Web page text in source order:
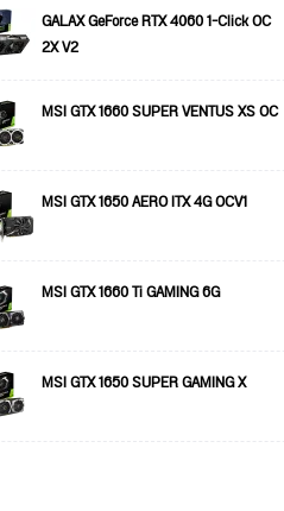
GALAX GeForce RTX 4060 1-Click OC
2X V2
MSI GTX 1660 SUPER VENTUS XS OC
MSI GTX 1650 AERO ITX 4G OCV1
MSI GTX 1660 Ti GAMING 6G
MSI GTX 1650 SUPER GAMING X